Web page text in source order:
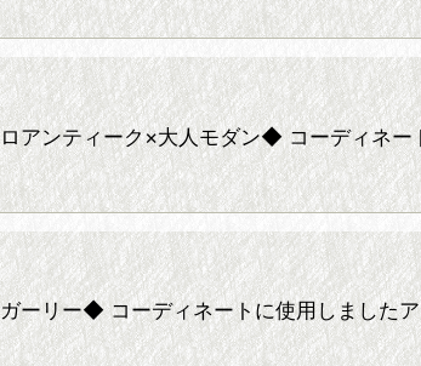
ティーク×大人モダン◆ コーディネー
ー◆ コーディネートに使用しましたア